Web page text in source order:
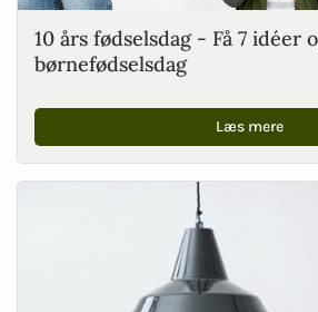
10 års fødselsdag - Få 7
børnefødselsdag
Læs mere